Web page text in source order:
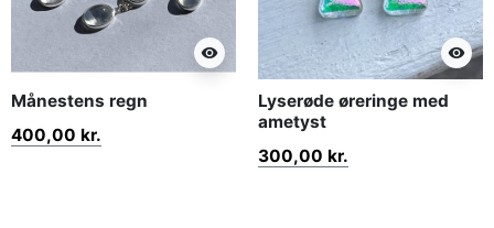
visibility
Månestens regn
400,00 kr.
visibility
Lyserøde øreringe med
ametyst
300,00 kr.